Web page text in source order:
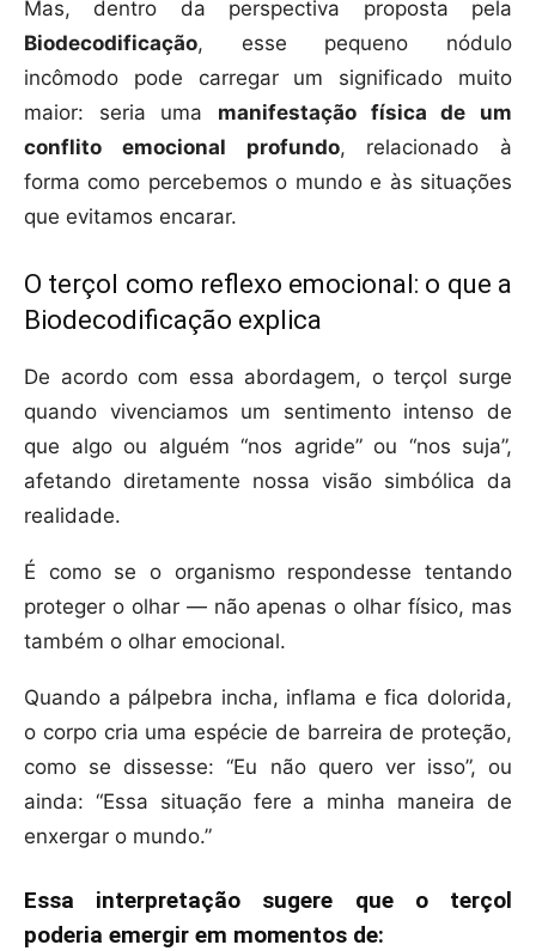
Mas, dentro da perspectiva proposta pela
Biodecodificação, esse pequeno nódulo
incômodo pode carregar um significado muito
maior: seria uma manifestação física de um
conflito emocional profundo, relacionado à
forma como percebemos o mundo e às situações
que evitamos encarar.
O terçol como reflexo emocional: o que a
Biodecodificação explica
De acordo com essa abordagem, o terçol surge
quando vivenciamos um sentimento intenso de
que algo ou alguém “nos agride” ou “nos suja”,
afetando diretamente nossa visão simbólica da
realidade.
É como se o organismo respondesse tentando
proteger o olhar — não apenas o olhar físico, mas
também o olhar emocional.
Quando a pálpebra incha, inflama e fica dolorida,
o corpo cria uma espécie de barreira de proteção,
como se dissesse: “Eu não quero ver isso”, ou
ainda: “Essa situação fere a minha maneira de
enxergar o mundo.”
Essa interpretação sugere que o terçol
poderia emergir em momentos de: